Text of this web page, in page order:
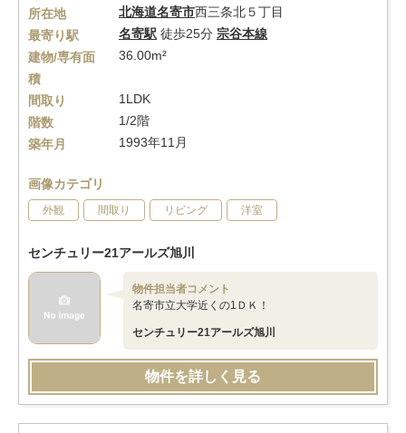
所在地
北海道名寄市西三条北５丁目
最寄り駅
名寄駅 徒歩25分 宗谷本線
建物/専有面
積
36.00m²
間取り
1LDK
階数
1/2階
築年月
1993年11月
画像カテゴリ
外観 間取り リビング 洋室
センチュリー21アールズ旭川
物件担当者コメント
名寄市立大学近くの1ＤＫ！
センチュリー21アールズ旭川
物件を詳しく見る